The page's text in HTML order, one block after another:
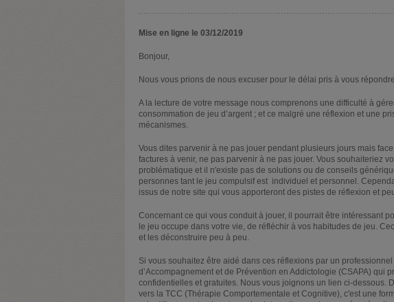
Mise en ligne le 03/12/2019
Bonjour,
Nous vous prions de nous excuser pour le délai pris à vous
A la lecture de votre message nous comprenons une difficulté à
consommation de jeu d’argent ; et ce malgré une réflexion et une
mécanismes.
Vous dites parvenir à ne pas jouer pendant plusieurs jours mais
factures à venir, ne pas parvenir à ne pas jouer. Vous souhaiteriez
problématique et il n'existe pas de solutions ou de conseils
personnes tant le jeu compulsif est individuel et personnel.
issus de notre site qui vous apporteront des pistes de réflexion et
Concernant ce qui vous conduit à jouer, il pourrait être intéressant
le jeu occupe dans votre vie, de réfléchir à vos habitudes de jeu.
et les déconstruire peu à peu.
Si vous souhaitez être aidé dans ces réflexions par un
d’Accompagnement et de Prévention en Addictologie (CSAPA) qui
confidentielles et gratuites. Nous vous joignons un lien ci-dessous.
vers la TCC (Thérapie Comportementale et Cognitive), c'est une